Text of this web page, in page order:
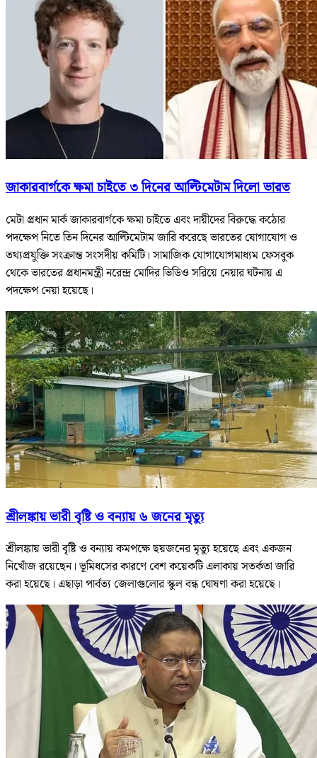
জাকারবার্গকে ক্ষমা চাইতে ৩ দিনের আল্টিমেটাম দিলো ভারত
মেটা প্রধান মার্ক জাকারবার্গকে ক্ষমা চাইতে এবং দায়ীদের বিরুদ্ধে কঠোর
পদক্ষেপ নিতে তিন দিনের আল্টিমেটাম জারি করেছে ভারতের যোগাযোগ ও
তথ্যপ্রযুক্তি সংক্রান্ত সংসদীয় কমিটি। সামাজিক যোগাযোগমাধ্যম ফেসবুক
থেকে ভারতের প্রধানমন্ত্রী নরেন্দ্র মোদির ভিডিও সরিয়ে নেয়ার ঘটনায় এ
পদক্ষেপ নেয়া হয়েছে।
শ্রীলঙ্কায় ভারী বৃষ্টি ও বন্যায় ৬ জনের মৃত্যু
শ্রীলঙ্কায় ভারী বৃষ্টি ও বন্যায় কমপক্ষে ছয়জনের মৃত্যু হয়েছে এবং একজন
নিখোঁজ রয়েছেন। ভূমিধসের কারণে বেশ কয়েকটি এলাকায় সতর্কতা জারি
করা হয়েছে। এছাড়া পার্বত্য জেলাগুলোর স্কুল বন্ধ ঘোষণা করা হয়েছে।